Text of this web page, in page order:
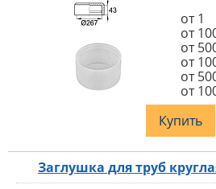
от 1
от
от
от
от
от
Купить
Заглушка для труб